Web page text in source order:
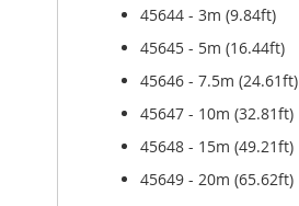
45644 - 3m (9.84ft)
45645 - 5m (16.44ft)
45646 - 7.5m (24.61ft)
45647 - 10m (32.81ft)
45648 - 15m (49.21ft)
45649 - 20m (65.62ft)